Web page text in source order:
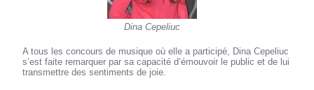
Dina Cepeliuc
A tous les concours de musique où elle a participé, Dina Cepeliuc
s’est faite remarquer par sa capacité d’émouvoir le public et de lui
transmettre des sentiments de joie.